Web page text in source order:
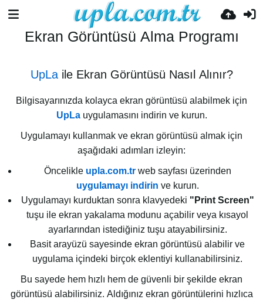
Ekran Görüntüsü Alma Programı
UpLaile Ekran Görüntüsü Nasıl Alınır?
Bilgisayarınızda kolayca ekran görüntüsü alabilmek için
UpLauygulamasını indirin ve kurun.
Uygulamayı kullanmak ve ekran görüntüsü almak için
aşağıdaki adımları izleyin:
Öncelikle upla.com.trweb sayfası üzerinden
uygulamayı indirin ve kurun.
Uygulamayı kurduktan sonra klavyedeki "Print Screen"
tuşu ile ekran yakalama modunu açabilir veya kısayol
ayarlarından istediğiniz tuşu atayabilirsiniz.
Basit arayüzü sayesinde ekran görüntüsü alabilir ve
uygulama içindeki birçok eklentiyi kullanabilirsiniz.
Bu sayede hem hızlı hem de güvenli bir şekilde ekran
görüntüsü alabilirsiniz. Aldığınız ekran görüntülerini hızlıca